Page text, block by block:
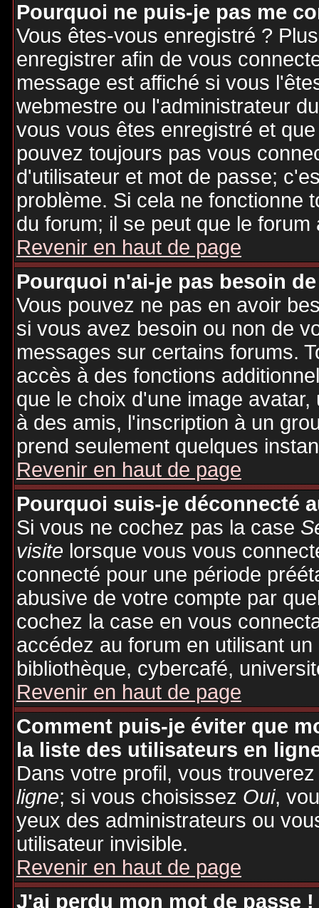
Pourquoi ne puis-je pas me
Vous êtes-vous enregistré ?
enregistrer afin de vous
message est affiché si vous
webmestre ou l'administrateur
vous vous êtes enregistré et
pouvez toujours pas vous
d'utilisateur et mot de passe;
problème. Si cela ne fonctionne
du forum; il se peut que le
Revenir en haut de page
Pourquoi n'ai-je pas besoin
Vous pouvez ne pas en avoir
si vous avez besoin ou non de
messages sur certains forums.
accès à des fonctions
que le choix d'une image
à des amis, l'inscription à un
prend seulement quelques
Revenir en haut de page
Pourquoi suis-je déconnecté
Si vous ne cochez pas la case
visitelorsque vous vous
connecté pour une période
abusive de votre compte par
cochez la case en vous
accédez au forum en utilisant
bibliothèque, cybercafé,
Revenir en haut de page
Comment puis-je éviter que
la liste des utilisateurs en
Dans votre profil, vous
ligne; si vous choisissezOui,
yeux des administrateurs ou
utilisateur invisible.
Revenir en haut de page
J'ai perdu mon mot de passe !